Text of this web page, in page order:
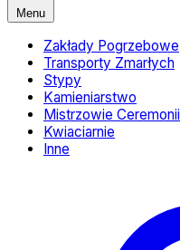
Menu
Zakłady Pogrzebowe
Transporty Zmarłych
Stypy
Kamieniarstwo
Mistrzowie Ceremonii
Kwiaciarnie
Inne